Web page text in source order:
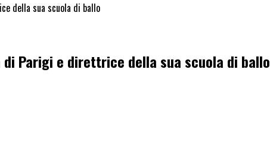
della sua scuola di ballo
di Parigi e direttrice della sua scuola di ballo